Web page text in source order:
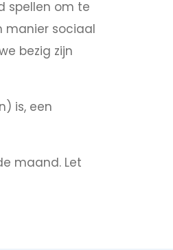
spellen om te
manier sociaal
bezig zijn
is, een
maand. Let